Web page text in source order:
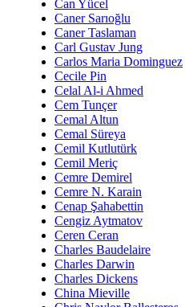
Can Yücel
Caner Sarıoğlu
Caner Taslaman
Carl Gustav Jung
Carlos Maria Dominguez
Cecile Pin
Celal Al-i Ahmed
Cem Tunçer
Cemal Altun
Cemal Süreya
Cemil Kutlutürk
Cemil Meriç
Cemre Demirel
Cemre N. Karain
Cenap Şahabettin
Cengiz Aytmatov
Ceren Ceran
Charles Baudelaire
Charles Darwin
Charles Dickens
China Mieville